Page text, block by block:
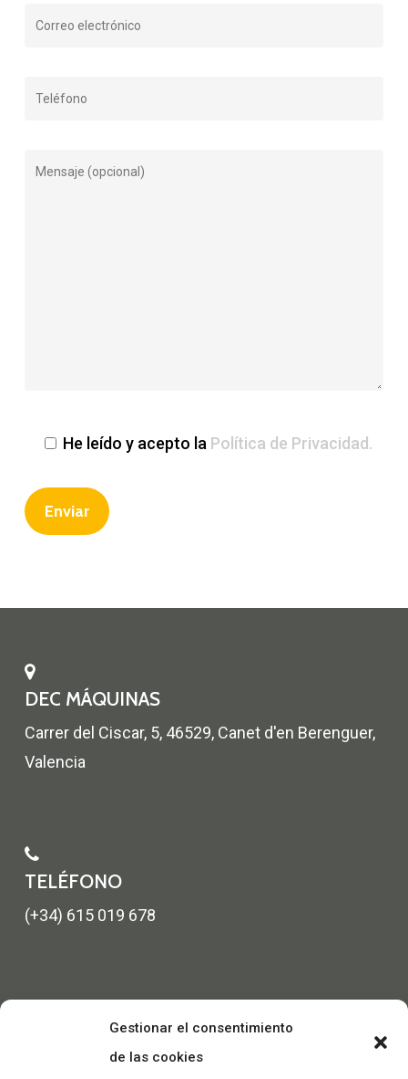
Gestionar el consentimiento
de las cookies
He leído y acepto la Política de Privacidad.
DEC MÁQUINAS
Carrer del Ciscar, 5, 46529, Canet d'en Berenguer,
Valencia
TELÉFONO
(+34) 615 019 678